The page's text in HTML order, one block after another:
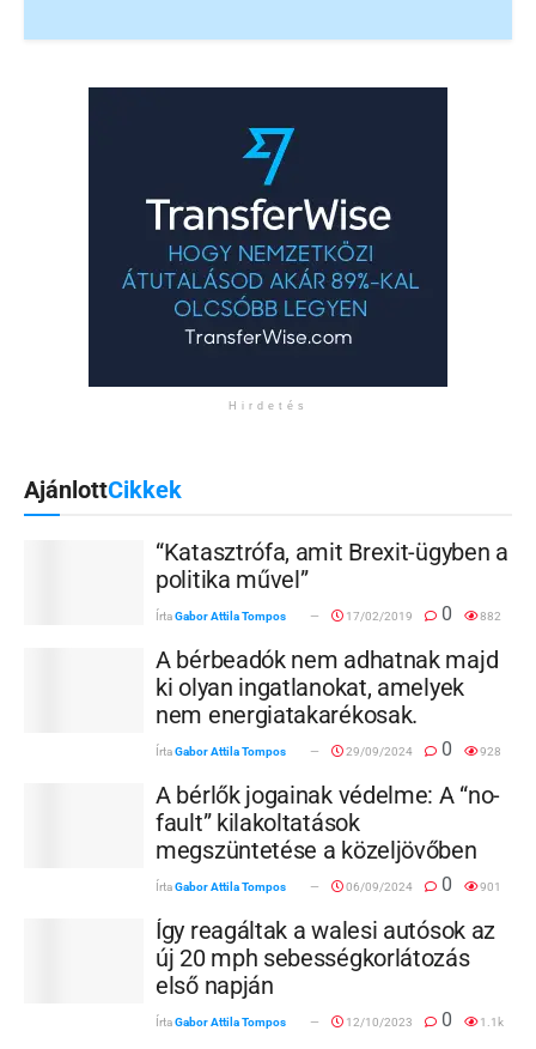
Hirdetés
AjánlottCikkek
“Katasztrófa, amit Brexit-ügyben a
politika művel”
ÍrtaGabor Attila Tompos 17/02/2019 0 882
A bérbeadók nem adhatnak majd
ki olyan ingatlanokat, amelyek
nem energiatakarékosak.
ÍrtaGabor Attila Tompos 29/09/2024 0 928
A bérlők jogainak védelme: A “no-
fault” kilakoltatások
megszüntetése a közeljövőben
ÍrtaGabor Attila Tompos 06/09/2024 0 901
Így reagáltak a walesi autósok az
új 20 mph sebességkorlátozás
első napján
ÍrtaGabor Attila Tompos 12/10/2023 0 1.1k